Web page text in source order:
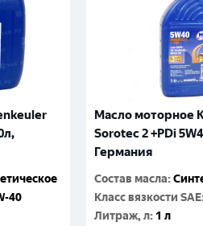
40
Масло моторное
Sorotec 2 +PDi
Германия
Состав масла:
Класс вязкости SAE
Литраж, л: 1 л